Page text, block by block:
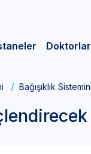
Bağışıklık